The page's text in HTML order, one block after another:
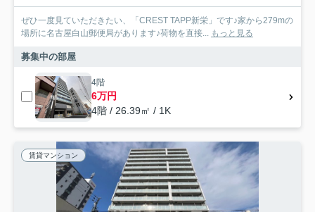
ぜひ一度見ていただきたい、「CREST TAPP新栄」です♪家から279mの
場所に名古屋白山郵便局があります♪荷物を直接...
もっと見る
募集中の部屋
4階
6万円
4階 / 26.39㎡ / 1K
賃貸マンション